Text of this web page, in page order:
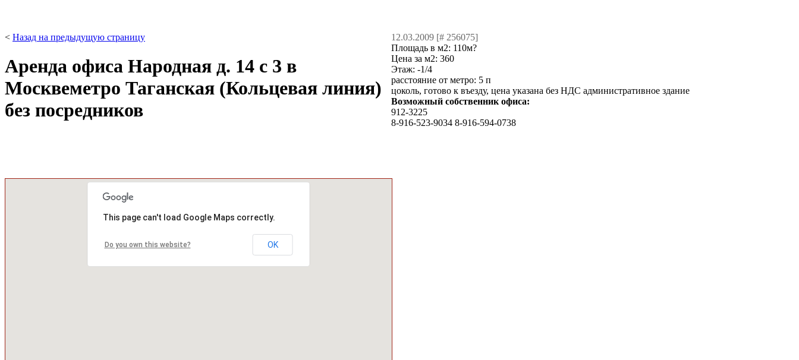
< Назад на предыдущую страницу
Аренда офиса Народная д. 14 с 3 в
Москвеметро Таганская (Кольцевая линия)
без посредников
12.03.2009 [# 256075]
Площадь в м2: 110м?
Цена за м2: 360
Этаж: -1/4
расстояние от метро: 5 п
цоколь, готово к въезду, цена указана без НДС административное здание
Возможный собственник офиса:
912-3225
8-916-523-9034 8-916-594-0738
This page can't load Google Maps correctly.
Do you own this website? OK